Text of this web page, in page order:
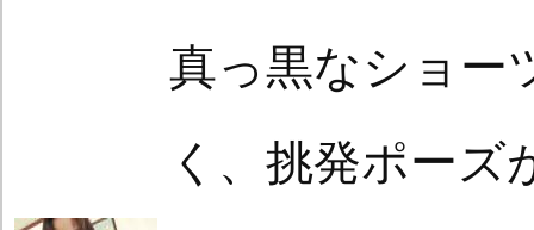
真っ黒なショー
く、挑発ポーズ